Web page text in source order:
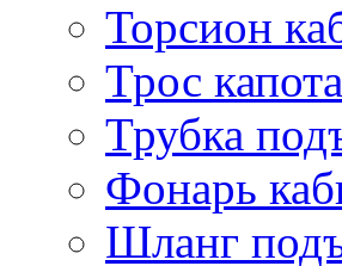
Торсион
Трос капота
Трубка
Фонарь
Шланг